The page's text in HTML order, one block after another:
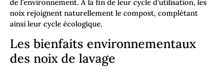
de l'environnement. À la fin de leur cycle d'utilisation, les
noix rejoignent naturellement le compost, complétant
ainsi leur cycle écologique.
Les bienfaits environnementaux
des noix de lavage